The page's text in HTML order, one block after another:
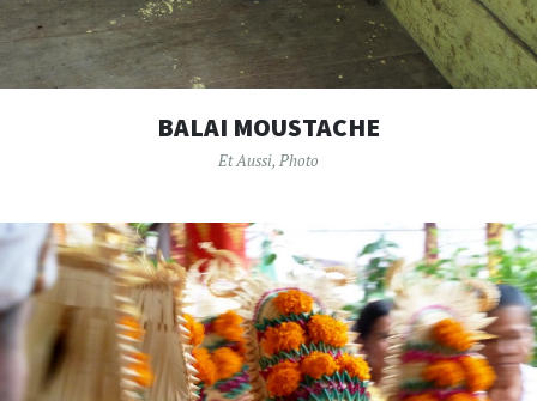
BALAI MOUSTACHE
Et Aussi, Photo